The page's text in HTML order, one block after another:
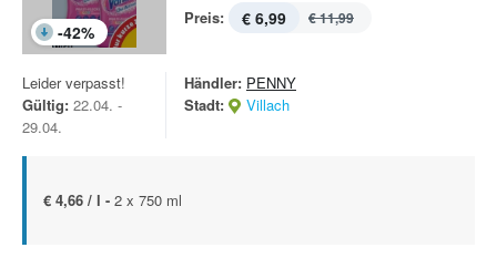
-42%
Preis: € 6,99 € 11,99
Leider verpasst!
Gültig: 22.04. -
29.04.
Händler: PENNY
Stadt:
Villach
€ 4,66 / l - 2 x 750 ml